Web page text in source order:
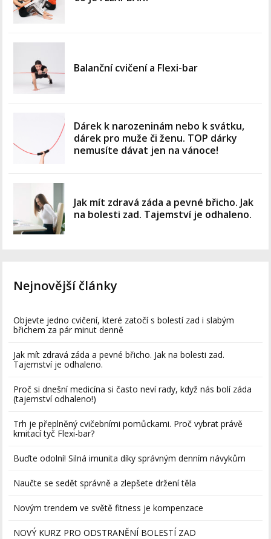
Balanční cvičení a Flexi-bar
Dárek k narozeninám nebo k svátku,
dárek pro muže či ženu. TOP dárky
nemusíte dávat jen na vánoce!
Jak mít zdravá záda a pevné břicho. Jak
na bolesti zad. Tajemství je odhaleno.
Nejnovější články
Objevte jedno cvičení, které zatočí s bolestí zad i slabým
břichem za pár minut denně
Jak mít zdravá záda a pevné břicho. Jak na bolesti zad.
Tajemství je odhaleno.
Proč si dnešní medicína si často neví rady, když nás bolí záda
(tajemství odhaleno!)
Trh je přeplněný cvičebními pomůckami. Proč vybrat právě
kmitací tyč Flexi-bar?
Buďte odolní! Silná imunita díky správným denním návykům
Naučte se sedět správně a zlepšete držení těla
Novým trendem ve světě fitness je kompenzace
NOVÝ KURZ PRO ODSTRANĚNÍ BOLESTÍ ZAD